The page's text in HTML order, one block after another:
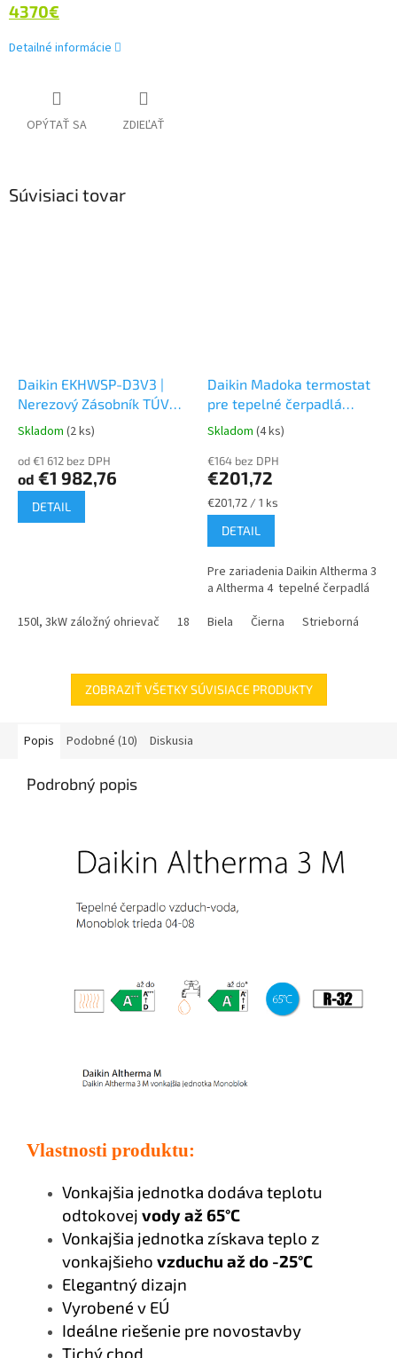
4370€
Detailné informácie
OPÝTAŤ SA ZDIEĽAŤ
Súvisiaci tovar
Daikin EKHWSP-D3V3 |
Nerezový Zásobník TÚV
pre Tepelné Čerpadlá
Skladom (2 ks)
od €1 612 bez DPH
od €1 982,76
DETAIL
150l, 3kW záložný ohrievač 180l, 3kW záložný ohrievač 200l, 3kW
Daikin Madoka termostat
pre tepelné čerpadlá
BRC1HHD
Skladom (4 ks)
€164 bez DPH
€201,72
Jednotková
cena:
€201,72 / 1 ks
DETAIL
Pre zariadenia Daikin Altherma 3
a Altherma 4 tepelné čerpadlá
Biela
Čierna Strieborná
ZOBRAZIŤ VŠETKY SÚVISIACE PRODUKTY
Popis Podobné (10) Diskusia
Podrobný popis
Vlastnosti produktu:
Vonkajšia jednotka dodáva teplotu
odtokovej vody až 65°C
Vonkajšia jednotka získava teplo z
vonkajšieho vzduchu až do -25°C
Elegantný dizajn
Vyrobené v EÚ
Ideálne riešenie pre novostavby
Tichý chod